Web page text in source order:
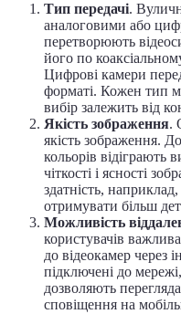
Тип передачі.
аналоговими або
перетворюють
його по
Цифрові камери
форматі. Кожен тип
вибір залежить від
Якість зображення.
якість зображення.
кольорів відіграють
чіткості і ясності
здатність,
отримувати більш
Можливість
користувачів
до відеокамер через
підключені до
дозволяють
сповіщення на